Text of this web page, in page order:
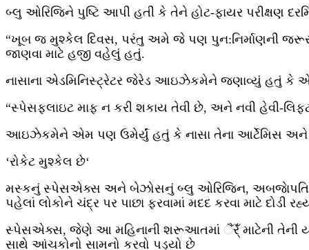
બ્લુ ઓરિજિને પુષ્ટિ આપી હતી કે તેને હોટ-ફાયર પરીક્ષણ
“ખૂબ જ મુશ્કેલ દિવસ, પરંતુ અમે જે પણ પુન:નિર્માણની જરૂર
જાણવા માટે હજી વહેલું હતું.
નાસાના એડમિનિસ્ટ્રેટર જેરેડ આઇઝેકમેને જણાવ્યું હતું કે
“સ્પેસફ્લાઇટ માફ ન કરી શકાય તેવી છે, અને નવી હેવી-
આઇઝેકમેને એમ પણ ઉમેર્યું હતું કે નાસા તેના આર્ટેમિસ અને
‘રોકેટ મુશ્કેલ છે‘
મસ્કનું સ્પેસએક્સ અને બેઝોસનું બ્લુ ઓરિજિન, અબજાેપતિ
પહેલાં લોકોને ચંદ્ર પર પાછા ફરવામાં મદદ કરવા માટે દોડી
સ્પેસએક્સ, જેણે આ મહિનાની શરૂઆતમાં ૈંર્ઁં માટેની તેની
સાથે આંચકોનો સામનો કરવો પડ્યો છે